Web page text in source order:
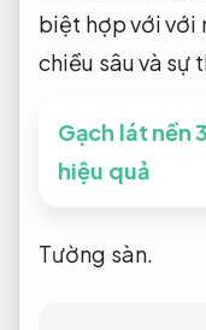
biệt hợp với với
chiều sâu và sự
Gạch lát nền
hiệu quả
Tường sàn.